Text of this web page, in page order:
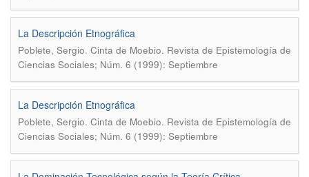
La Descripción Etnográfica
Poblete, Sergio. Cinta de Moebio. Revista de Epistemología de
Ciencias Sociales; Núm. 6 (1999): Septiembre
La Descripción Etnográfica
Poblete, Sergio. Cinta de Moebio. Revista de Epistemología de
Ciencias Sociales; Núm. 6 (1999): Septiembre